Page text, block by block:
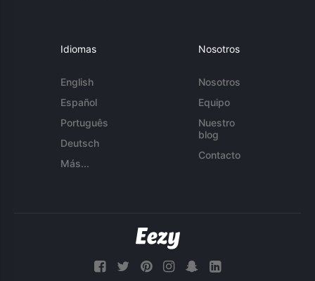
Idiomas
English
Español
Português
Deutsch
Más...
Nosotros
Nosotros
Equipo
Nuestro
blog
Contacto